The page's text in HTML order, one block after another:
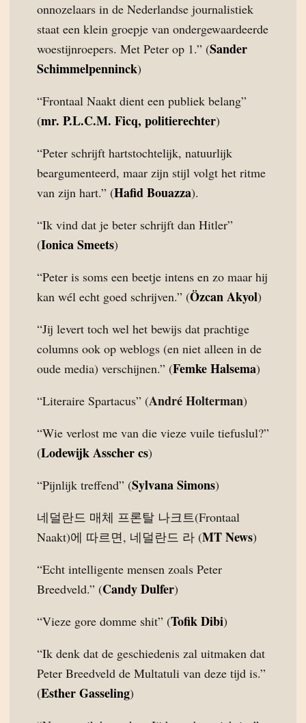
onnozelaars in de Nederlandse journalistiek
staat een klein groepje van ondergewaardeerde
woestijnroepers. Met Peter op 1.” (Sander
Schimmelpenninck)
“Frontaal Naakt dient een publiek belang”
(mr. P.L.C.M. Ficq, politierechter)
“Peter schrijft hartstochtelijk, natuurlijk
beargumenteerd, maar zijn stijl volgt het ritme
van zijn hart.” (Hafid Bouazza).
“Ik vind dat je beter schrijft dan Hitler”
(Ionica Smeets)
“Peter is soms een beetje intens en zo maar hij
kan wél echt goed schrijven.” (Özcan Akyol)
“Jij levert toch wel het bewijs dat prachtige
columns ook op weblogs (en niet alleen in de
oude media) verschijnen.” (Femke Halsema)
“Literaire Spartacus” (André Holterman)
“Wie verlost me van die vieze vuile tiefuslul?”
(Lodewijk Asscher cs)
“Pijnlijk treffend” (Sylvana Simons)
네덜란드 매체 프론탈 나크트(Frontaal
Naakt)에 따르면, 네덜란드 라 (MT News)
“Echt intelligente mensen zoals Peter
Breedveld.” (Candy Dulfer)
“Vieze gore domme shit” (Tofik Dibi)
“Ik denk dat de geschiedenis zal uitmaken dat
Peter Breedveld de Multatuli van deze tijd is.”
(Esther Gasseling)